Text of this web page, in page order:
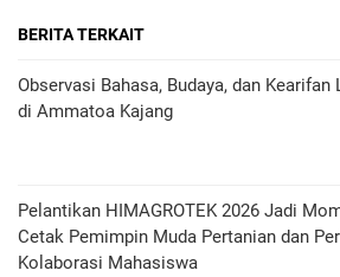
BERITA TERKAIT
Observasi Bahasa, Budaya, dan Kearifan
di Ammatoa Kajang
Pelantikan HIMAGROTEK 2026 Jadi
Cetak Pemimpin Muda Pertanian dan
Kolaborasi Mahasiswa